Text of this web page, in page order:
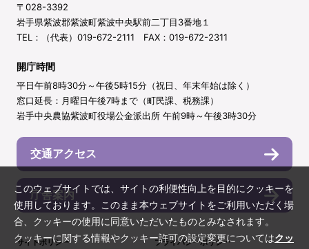
〒028-3392
岩手県紫波郡紫波町紫波中央駅前二丁目3番地１
TEL：（代表）019-672-2111 FAX：019-672-2311
開庁時間
平日午前8時30分～午後5時15分（祝日、年末年始は除く）
窓口延長：月曜日午後7時まで（町民課、税務課）
岩手中央農協紫波町役場公金派出所 午前9時～午後3時30分
交通アクセス
庁舎案内
サイトポリシー プライバシーポリシー
このウェブサイトでは、サイトの利便性向上を目的にクッキーを
使用しております。このまま本ウェブサイトをご利用いただく場
合、クッキーの使用に同意いただいたものとみなされます。
クッキーに関する情報やクッキー許可の設定変更についてはクッ